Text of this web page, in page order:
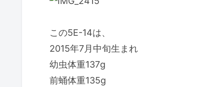
この5E-14は、
2015年7月中旬生まれ
幼虫体重137g
前蛹体重135g